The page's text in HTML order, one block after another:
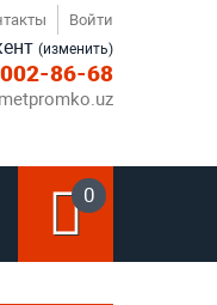
(изменить)
86-68
Войти
0